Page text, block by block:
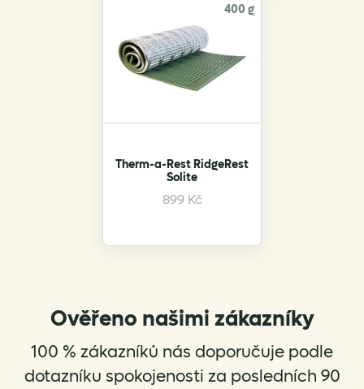
options
may
on
product
400 g
Therm-a-Rest RidgeRest
Solite
899 Kč
Ověřeno našimi zákazníky
100 % zákazníků nás doporučuje podle
dotazníku spokojenosti za posledních 90